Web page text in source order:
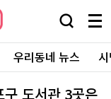
검
창
열
기
메
뉴
전
체
보
기
우리동네 뉴스
도서관 3곳은